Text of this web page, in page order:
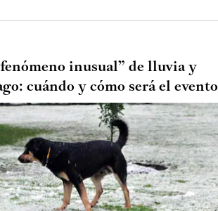
inusual” de lluvia y
cuándo y cómo será el evento